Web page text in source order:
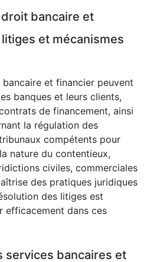
bancaire et
et mécanismes
et financier peuvent
banques et leurs clients,
de financement, ainsi
la régulation des
compétents pour
nature du contentieux,
civiles, commerciales
des pratiques juridiques
des litiges est
efficacement dans ces
services bancaires et